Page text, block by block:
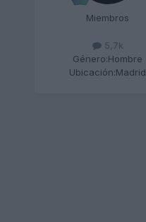
Miembros
5,7k
Género:Hombre
Ubicación:Madrid